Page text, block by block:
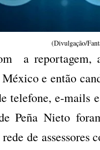
(Divulgação/
a reportagem,
e então
telefone, e-mails
Peña Nieto
de